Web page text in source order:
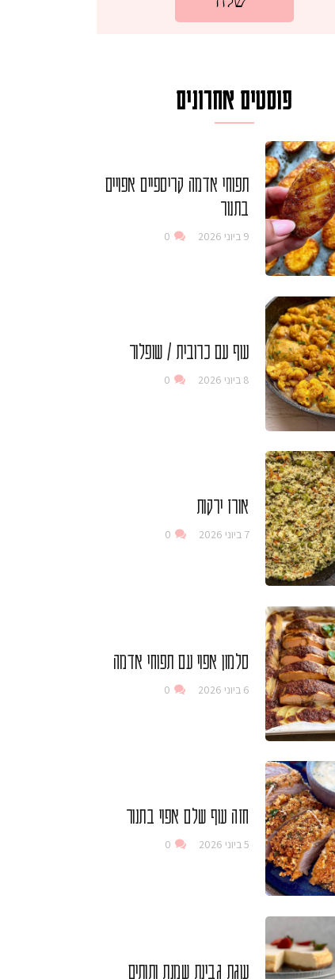
פוסטים אחרונים
תפוחי אדמה קריספיים אפויים
בתנור
9 ביוני 2026 0
עוף עם כרובית / שופלור
8 ביוני 2026 0
אורז ירקות
7 ביוני 2026 0
סלמון אפוי עם תפוחי אדמה
6 ביוני 2026 0
חזה עוף שלם אפוי בתנור
5 ביוני 2026 0
עוגת גבינת שמנת ותותים